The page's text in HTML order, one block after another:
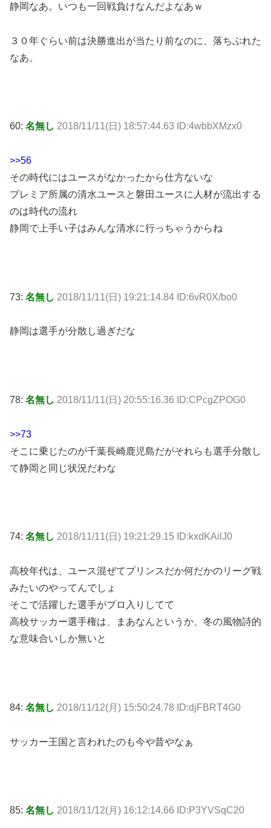
静岡なあ。いつも一回戦負けなんだよなあｗ
３０年ぐらい前は決勝進出が当たり前なのに、落ちぶれた
なあ。
60: 名無し 2018/11/11(日) 18:57:44.63 ID:4wbbXMzx0
>>56
その時代にはユースがなかったから仕方ないな
プレミア所属の清水ユースと磐田ユースに人材が流出する
のは時代の流れ
静岡で上手い子はみんな清水に行っちゃうからね
73: 名無し 2018/11/11(日) 19:21:14.84 ID:6vR0X/bo0
静岡は選手が分散し過ぎだな
78: 名無し 2018/11/11(日) 20:55:16.36 ID:CPcgZPOG0
>>73
そこに乗じたのが千葉長崎鹿児島だがそれらも選手分散し
て静岡と同じ状況だわな
74: 名無し 2018/11/11(日) 19:21:29.15 ID:kxdKAilJ0
高校年代は、ユース混ぜてプリンスだか何だかのリーグ戦
みたいのやってんでしょ
そこで活躍した選手がプロ入りしてて
高校サッカー選手権は、まあなんというか、冬の風物詩的
な意味合いしか無いと
84: 名無し 2018/11/12(月) 15:50:24.78 ID:djFBRT4G0
サッカー王国と言われたのも今や昔やなぁ
85: 名無し 2018/11/12(月) 16:12:14.66 ID:P3YVSqC20